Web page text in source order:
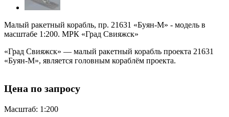
Малый ракетный корабль, пр. 21631 «Буян-М» - модель в
масштабе 1:200. МРК «Град Свияжск»
«Град Свияжск» — малый ракетный корабль проекта 21631
«Буян-М», является головным кораблём проекта.
Цена по запросу
Масштаб: 1:200